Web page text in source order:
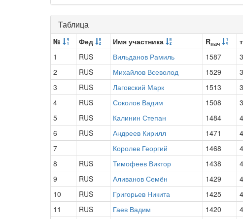
Таблица
№ Фед Имя участника Rнач
1
RUS Вильданов Рамиль 1587
2
RUS Михайлов Всеволод 1529
3
RUS Лаговский Марк 1513
4
RUS Соколов Вадим 1508
5
RUS Калинин Степан 1484
6
RUS Андреев Кирилл 1471
7
Королев Георгий 1468
8
RUS Тимофеев Виктор 1438
9
RUS Аливанов Семён 1429
10
RUS Григорьев Никита 1425
11
RUS Гаев Вадим 1420